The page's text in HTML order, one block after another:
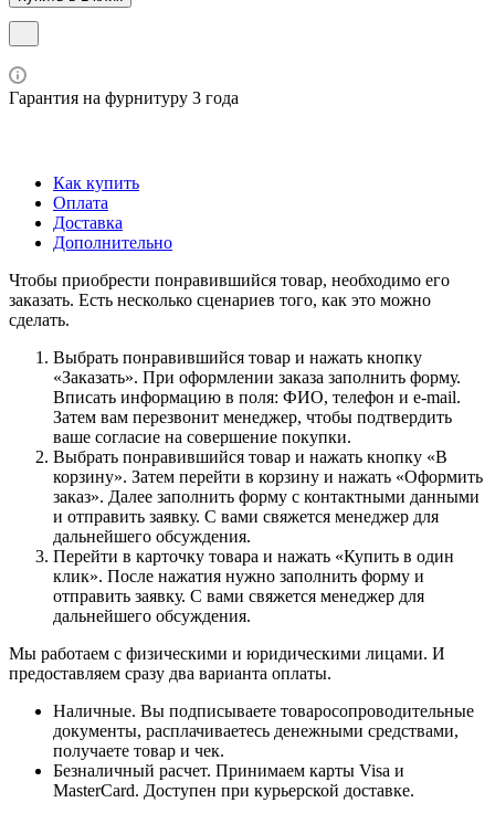
Гарантия на фурнитуру 3 года
Как купить
Оплата
Доставка
Дополнительно
Чтобы приобрести понравившийся товар, необходимо его
заказать. Есть несколько сценариев того, как это можно
сделать.
Выбрать понравившийся товар и нажать кнопку
«Заказать». При оформлении заказа заполнить форму.
Вписать информацию в поля: ФИО, телефон и e-mail.
Затем вам перезвонит менеджер, чтобы подтвердить
ваше согласие на совершение покупки.
Выбрать понравившийся товар и нажать кнопку «В
корзину». Затем перейти в корзину и нажать «Оформить
заказ». Далее заполнить форму с контактными данными
и отправить заявку. С вами свяжется менеджер для
дальнейшего обсуждения.
Перейти в карточку товара и нажать «Купить в один
клик». После нажатия нужно заполнить форму и
отправить заявку. С вами свяжется менеджер для
дальнейшего обсуждения.
Мы работаем с физическими и юридическими лицами. И
предоставляем сразу два варианта оплаты.
Наличные. Вы подписываете товаросопроводительные
документы, расплачиваетесь денежными средствами,
получаете товар и чек.
Безналичный расчет. Принимаем карты Visa и
MasterCard. Доступен при курьерской доставке.